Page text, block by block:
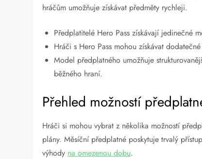
hráčům umožňuje získávat předměty rychleji.
Předplatitelé Hero Pass získávají jedinečné
Hráči s Hero Pass mohou získávat
Model předplatného umožňuje
běžného hraní.
Přehled možností
Hráči si mohou vybrat z několika možností
plány. Měsíční předplatné poskytuje trvalý
výhody na omezenou dobu.